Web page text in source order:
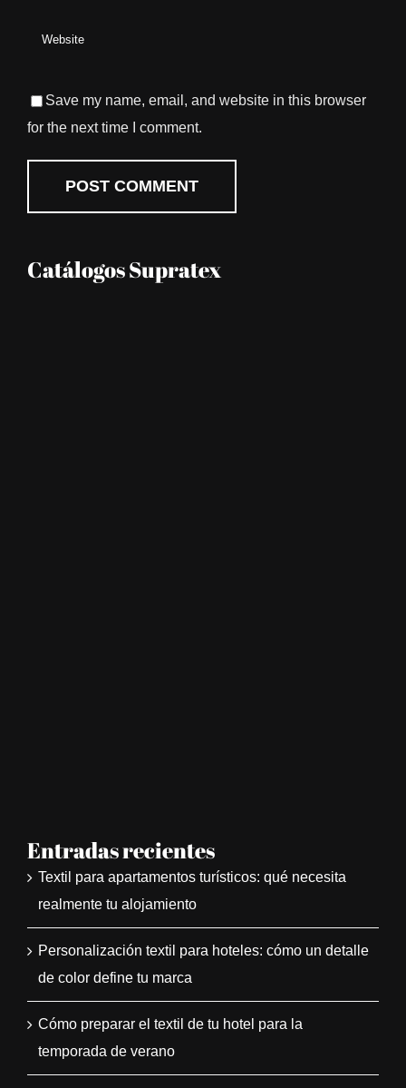
Save my name, email, and website in this browser
for the next time I comment.
Catálogos Supratex
Entradas recientes
Textil para apartamentos turísticos: qué necesita
realmente tu alojamiento
Personalización textil para hoteles: cómo un detalle
de color define tu marca
Cómo preparar el textil de tu hotel para la
temporada de verano